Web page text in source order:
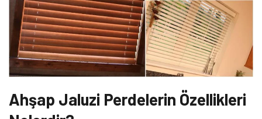
Ahşap Jaluzi Perdelerin Özellikleri